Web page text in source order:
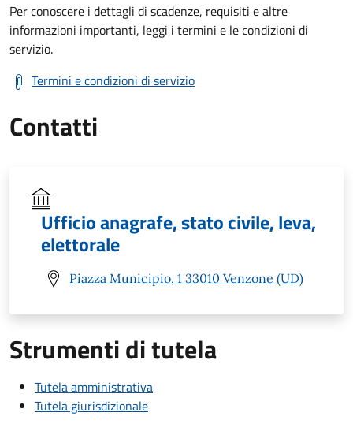
Per conoscere i dettagli di scadenze, requisiti e altre
informazioni importanti, leggi i termini e le condizioni di
servizio.
Termini e condizioni di servizio
Contatti
Ufficio anagrafe, stato civile, leva,
elettorale
Piazza Municipio, 1 33010 Venzone (UD)
Strumenti di tutela
Tutela amministrativa
Tutela giurisdizionale